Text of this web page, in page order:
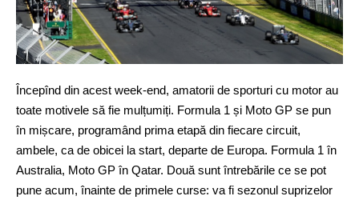
Începînd din acest week-end, amatorii de sporturi cu motor au
toate motivele să fie mulțumiți. Formula 1 și Moto GP se pun
în mișcare, programând prima etapă din fiecare circuit,
ambele, ca de obicei la start, departe de Europa. Formula 1 în
Australia, Moto GP în Qatar. Două sunt întrebările ce se pot
pune acum, înainte de primele curse: va fi sezonul suprizelor